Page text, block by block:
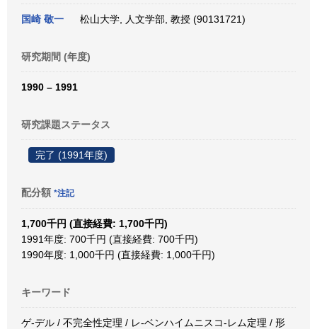
国崎 敬一 松山大学, 人文学部, 教授 (90131721)
研究期間 (年度)
1990 – 1991
研究課題ステータス
完了 (1991年度)
配分額 *注記
1,700千円 (直接経費: 1,700千円)
1991年度: 700千円 (直接経費: 700千円)
1990年度: 1,000千円 (直接経費: 1,000千円)
キーワード
ゲ-デル / 不完全性定理 / レ-ベンハイムニスコ-レム定理 / 形